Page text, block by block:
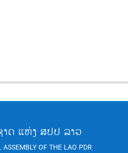
າດ ແຫ່ງ ສປປ ລາວ
ASSEMBLY OF THE LAO PDR